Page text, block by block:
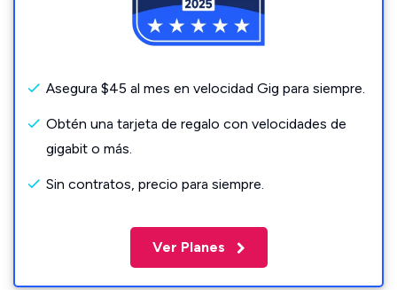
Asegura $45 al mes en velocidad Gig para siempre.
Obtén una tarjeta de regalo con velocidades de
gigabit o más.
Sin contratos, precio para siempre.
Ver Planes